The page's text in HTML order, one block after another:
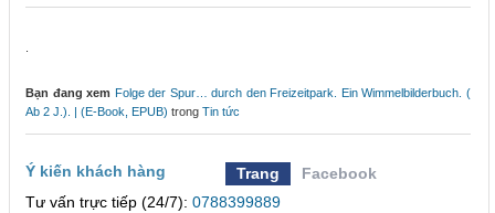
Bạn đang xem Folge der Spur… durch den Freizeitpark. Ein Wimmelbilderbuch. (
Ab 2 J.). | (E-Book, EPUB) trong Tin tức
Ý kiến khách hàng Trang
Facebook
Tư vấn trực tiếp (24/7): 0788399889